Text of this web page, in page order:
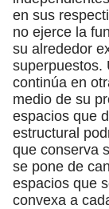
en sus
no ejerce la
su alrededor
superpuestos.
continúa en
medio de su
espacios que
estructural
que conserva
se pone de
espacios que
convexa a